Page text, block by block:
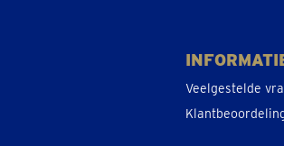
Veelgestelde